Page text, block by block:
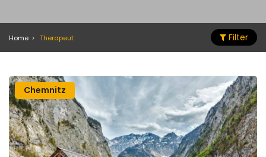
Home Therapeut Filter
Chemnitz